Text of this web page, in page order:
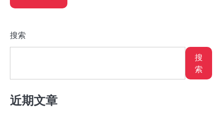
搜索
搜
索
近期文章